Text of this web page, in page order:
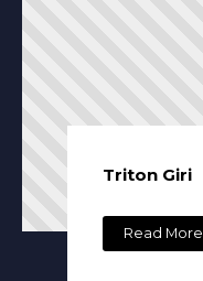
Triton Giri
Read More